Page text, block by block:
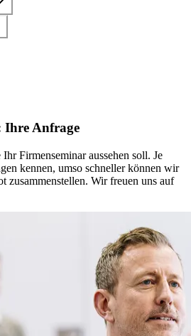
Ihre Anfrage
Firmenseminar aussehen soll. Je
kennen, umso schneller können wir
zusammenstellen. Wir freuen uns auf